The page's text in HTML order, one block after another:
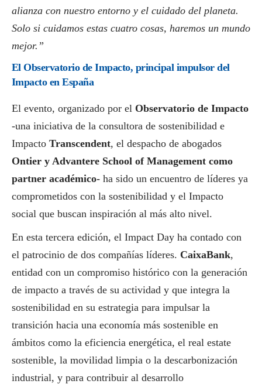
alianza con nuestro entorno y el cuidado del planeta.
Solo si cuidamos estas cuatro cosas, haremos un mundo
mejor.”
El Observatorio de Impacto, principal impulsor del
Impacto en España
El evento, organizado por el Observatorio de Impacto
-una iniciativa de la consultora de sostenibilidad e
Impacto Transcendent, el despacho de abogados
Ontier y Advantere School of Management como
partner académico- ha sido un encuentro de líderes ya
comprometidos con la sostenibilidad y el Impacto
social que buscan inspiración al más alto nivel.
En esta tercera edición, el Impact Day ha contado con
el patrocinio de dos compañías líderes. CaixaBank,
entidad con un compromiso histórico con la generación
de impacto a través de su actividad y que integra la
sostenibilidad en su estrategia para impulsar la
transición hacia una economía más sostenible en
ámbitos como la eficiencia energética, el real estate
sostenible, la movilidad limpia o la descarbonización
industrial, y para contribuir al desarrollo